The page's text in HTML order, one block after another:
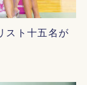
スト十五名が